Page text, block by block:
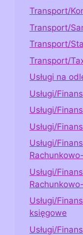
Transport/
Transport/
Transport/
Transport/
Usługi na
Usługi/
Usługi/
Usługi/
Usługi/
Usługi/
Usługi/
księgowe
Usługi/